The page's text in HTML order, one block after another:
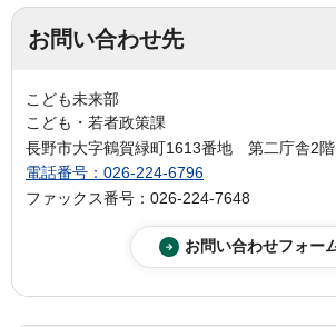
お問い合わせ先
こども未来部
こども・若者政策課
長野市大字鶴賀緑町1613番地 第二庁舎2階
電話番号：026-224-6796
ファックス番号：026-224-7648